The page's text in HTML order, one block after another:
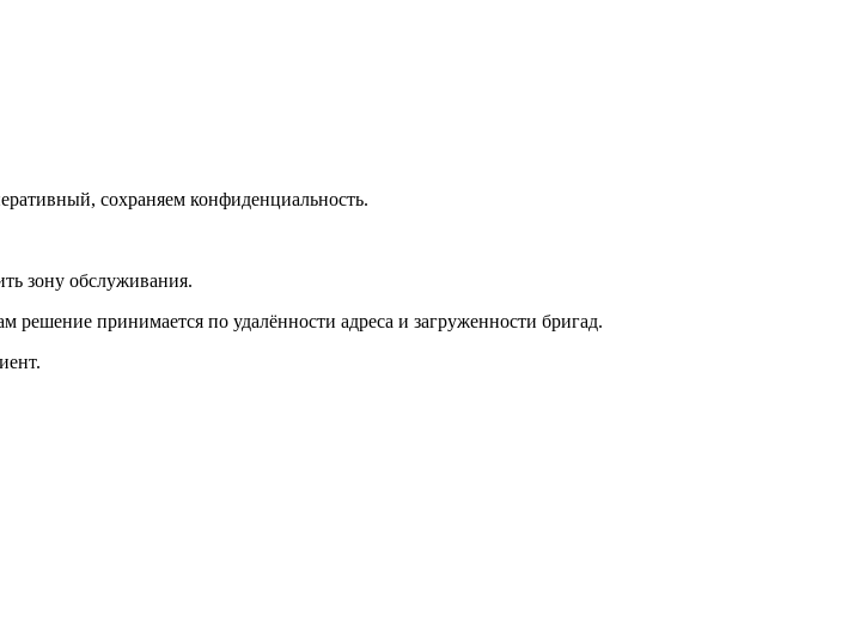
сохраняем конфиденциальность.
зону обслуживания.
принимается по удалённости адреса и загруженности бригад.